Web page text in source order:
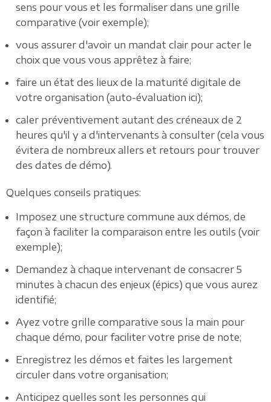
sens pour vous et les formaliser dans une grille
comparative (voir exemple);
vous assurer d'avoir un mandat clair pour acter le
choix que vous vous apprêtez à faire;
faire un état des lieux de la maturité digitale de
votre organisation (auto-évaluation ici);
caler préventivement autant des créneaux de 2
heures qu'il y a d'intervenants à consulter (cela vous
évitera de nombreux allers et retours pour trouver
des dates de démo).
Quelques conseils pratiques:
Imposez une structure commune aux démos, de
façon à faciliter la comparaison entre les outils (voir
exemple);
Demandez à chaque intervenant de consacrer 5
minutes à chacun des enjeux (épics) que vous aurez
identifié;
Ayez votre grille comparative sous la main pour
chaque démo, pour faciliter votre prise de note;
Enregistrez les démos et faites les largement
circuler dans votre organisation;
Anticipez quelles sont les personnes qui